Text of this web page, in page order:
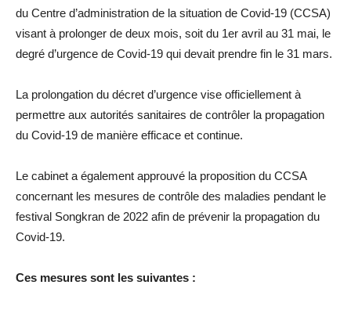
du Centre d’administration de la situation de Covid-19 (CCSA)
visant à prolonger de deux mois, soit du 1er avril au 31 mai, le
degré d’urgence de Covid-19 qui devait prendre fin le 31 mars.
La prolongation du décret d’urgence vise officiellement à
permettre aux autorités sanitaires de contrôler la propagation
du Covid-19 de manière efficace et continue.
Le cabinet a également approuvé la proposition du CCSA
concernant les mesures de contrôle des maladies pendant le
festival Songkran de 2022 afin de prévenir la propagation du
Covid-19.
Ces mesures sont les suivantes :